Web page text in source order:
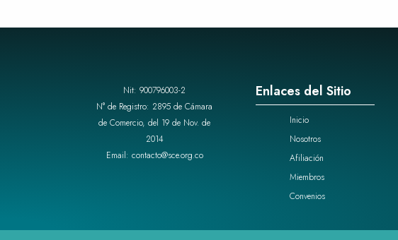
Nit: 900796003-2
N° de Registro: 2895 de Cámara
de Comercio, del 19 de Nov. de
2014
Email: contacto@sce.org.co
Enlaces del Sitio
Inicio
Nosotros
Afiliación
Miembros
Convenios